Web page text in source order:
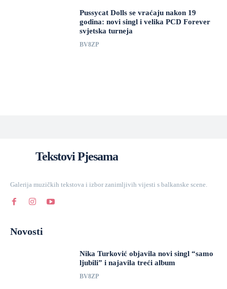
Pussycat Dolls se vraćaju nakon 19
godina: novi singl i velika PCD Forever
svjetska turneja
BV8ZP
Tekstovi Pjesama
Galerija muzičkih tekstova i izbor zanimljivih vijesti s balkanske scene.
Novosti
Nika Turković objavila novi singl “samo
ljubili” i najavila treći album
BV8ZP